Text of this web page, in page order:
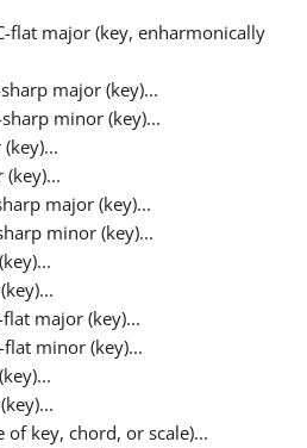
flat major (key, enharmonically
major (key)...
sharp minor (key)...
(key)...
major (key)...
minor (key)...
flat major (key)...
flat minor (key)...
of key, chord, or scale)...